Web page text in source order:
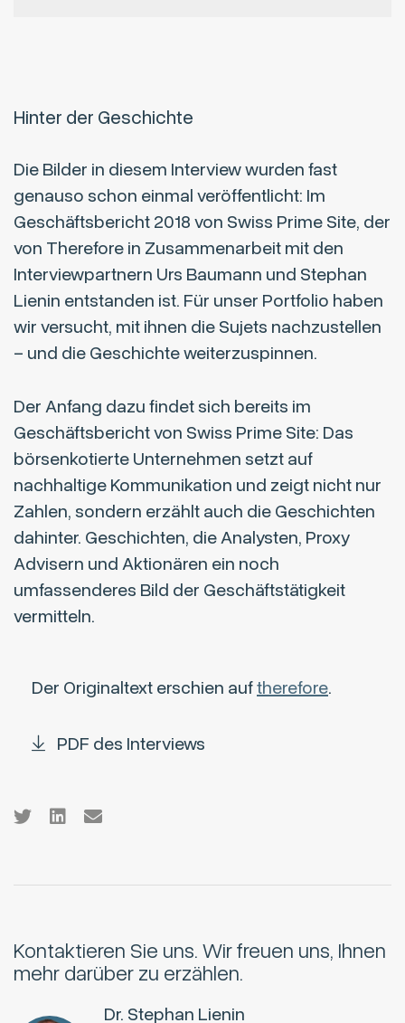
Hinter der Geschichte
Die Bilder in diesem Interview wurden fast
genauso schon einmal veröffentlicht: Im
Geschäftsbericht 2018 von Swiss Prime Site, der
von Therefore in Zusammenarbeit mit den
Interviewpartnern Urs Baumann und Stephan
Lienin entstanden ist. Für unser Portfolio haben
wir versucht, mit ihnen die Sujets nachzustellen
– und die Geschichte weiterzuspinnen.
Der Anfang dazu findet sich bereits im
Geschäftsbericht von Swiss Prime Site: Das
börsenkotierte Unternehmen setzt auf
nachhaltige Kommunikation und zeigt nicht nur
Zahlen, sondern erzählt auch die Geschichten
dahinter. Geschichten, die Analysten, Proxy
Advisern und Aktionären ein noch
umfassenderes Bild der Geschäftstätigkeit
vermitteln.
Der Originaltext erschien auftherefore.
PDF des Interviews
Kontaktieren Sie uns.Wir freuen uns, Ihnen
mehr darüber zu erzählen.
Dr. Stephan Lienin